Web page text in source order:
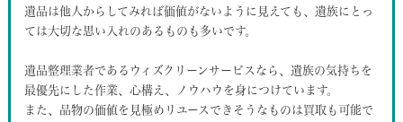
遺品は他人からしてみれば価値がないように見えても、遺族にとっ
ては大切な思い入れのあるものも多いです。
遺品整理業者であるウィズクリーンサービスなら、遺族の気持ちを
最優先にした作業、心構え、ノウハウを身につけています。
また、品物の価値を見極めリユースできそうなものは買取も可能で